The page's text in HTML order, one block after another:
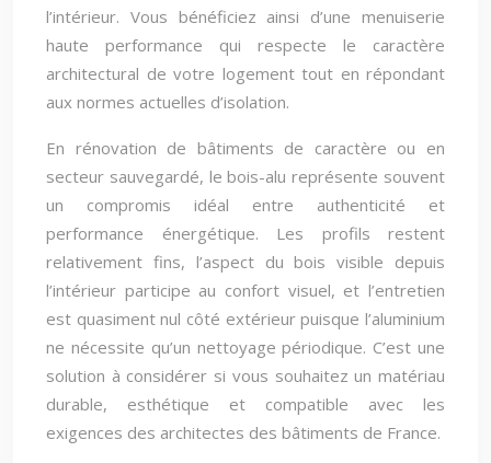
l’intérieur. Vous bénéficiez ainsi d’une menuiserie
haute performance qui respecte le caractère
architectural de votre logement tout en répondant
aux normes actuelles d’isolation.
En rénovation de bâtiments de caractère ou en
secteur sauvegardé, le bois-alu représente souvent
un compromis idéal entre authenticité et
performance énergétique. Les profils restent
relativement fins, l’aspect du bois visible depuis
l’intérieur participe au confort visuel, et l’entretien
est quasiment nul côté extérieur puisque l’aluminium
ne nécessite qu’un nettoyage périodique. C’est une
solution à considérer si vous souhaitez un matériau
durable, esthétique et compatible avec les
exigences des architectes des bâtiments de France.